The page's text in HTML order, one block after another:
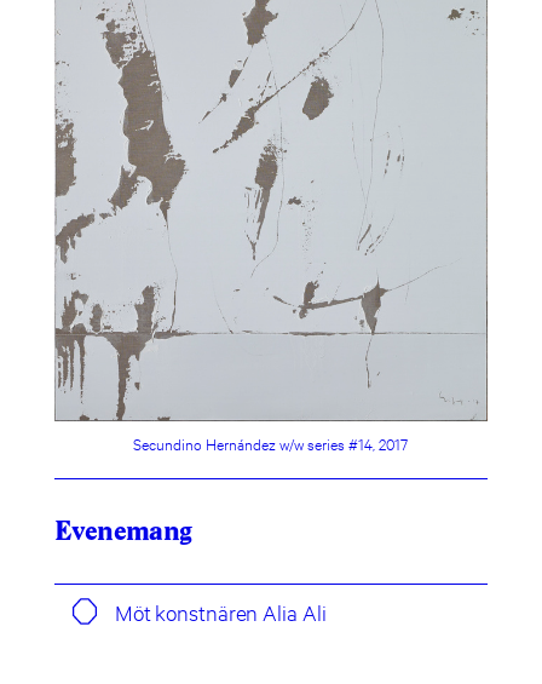
Secundino Hernández w/w series #14, 2017
Evenemang
Möt konstnären Alia Ali